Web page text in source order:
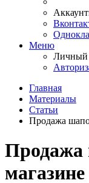
Меню
Личный
Главная
Материалы
Статьи
Продажа
Продажа